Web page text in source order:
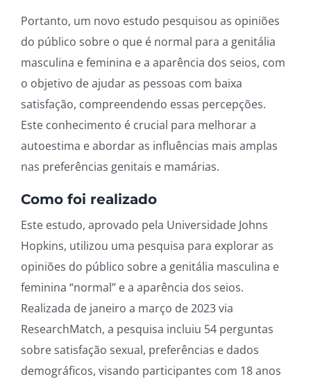
Portanto, um novo estudo pesquisou as opiniões
do público sobre o que é normal para a genitália
masculina e feminina e a aparência dos seios, com
o objetivo de ajudar as pessoas com baixa
satisfação, compreendendo essas percepções.
Este conhecimento é crucial para melhorar a
autoestima e abordar as influências mais amplas
nas preferências genitais e mamárias.
Como foi realizado
Este estudo, aprovado pela Universidade Johns
Hopkins, utilizou uma pesquisa para explorar as
opiniões do público sobre a genitália masculina e
feminina “normal” e a aparência dos seios.
Realizada de janeiro a março de 2023 via
ResearchMatch, a pesquisa incluiu 54 perguntas
sobre satisfação sexual, preferências e dados
demográficos, visando participantes com 18 anos